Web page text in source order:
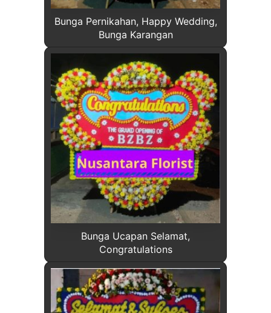
Bunga Pernikahan, Happy Wedding,
Bunga Karangan
Bunga Ucapan Selamat,
Congratulations